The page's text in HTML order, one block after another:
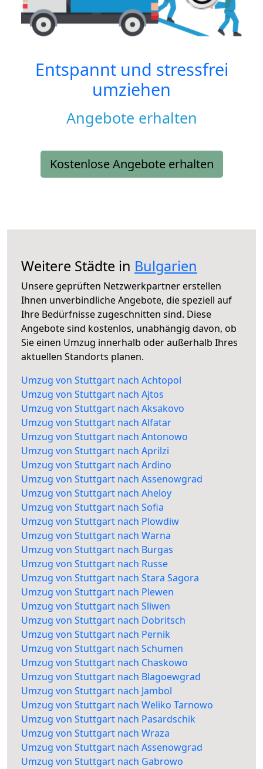
Entspannt und stressfrei
umziehen
Angebote erhalten
Kostenlose Angebote erhalten
Weitere Städte in Bulgarien
Unsere geprüften Netzwerkpartner erstellen
Ihnen unverbindliche Angebote, die speziell auf
Ihre Bedürfnisse zugeschnitten sind. Diese
Angebote sind kostenlos, unabhängig davon, ob
Sie einen Umzug innerhalb oder außerhalb Ihres
aktuellen Standorts planen.
Umzug von Stuttgart nach Achtopol
Umzug von Stuttgart nach Ajtos
Umzug von Stuttgart nach Aksakovo
Umzug von Stuttgart nach Alfatar
Umzug von Stuttgart nach Antonowo
Umzug von Stuttgart nach Aprilzi
Umzug von Stuttgart nach Ardino
Umzug von Stuttgart nach Assenowgrad
Umzug von Stuttgart nach Aheloy
Umzug von Stuttgart nach Sofia
Umzug von Stuttgart nach Plowdiw
Umzug von Stuttgart nach Warna
Umzug von Stuttgart nach Burgas
Umzug von Stuttgart nach Russe
Umzug von Stuttgart nach Stara Sagora
Umzug von Stuttgart nach Plewen
Umzug von Stuttgart nach Sliwen
Umzug von Stuttgart nach Dobritsch
Umzug von Stuttgart nach Pernik
Umzug von Stuttgart nach Schumen
Umzug von Stuttgart nach Chaskowo
Umzug von Stuttgart nach Blagoewgrad
Umzug von Stuttgart nach Jambol
Umzug von Stuttgart nach Weliko Tarnowo
Umzug von Stuttgart nach Pasardschik
Umzug von Stuttgart nach Wraza
Umzug von Stuttgart nach Assenowgrad
Umzug von Stuttgart nach Gabrowo